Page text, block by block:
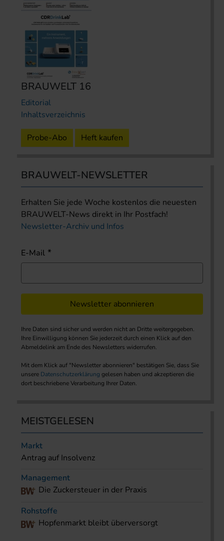
BRAUWELT 16
Editorial
Inhaltsverzeichnis
Probe-Abo Heft kaufen
BRAUWELT-NEWSLETTER
Erhalten Sie jede Woche kostenlos die neuesten
BRAUWELT-News direkt in Ihr Postfach!
Newsletter-Archiv und Infos
E-Mail
Newsletter abonnieren
Ihre Daten sind sicher und werden nicht an Dritte weitergegeben.
Ihre Einwilligung können Sie jederzeit durch einen Klick auf den
Abmeldelink am Ende des Newsletters widerrufen.
Mit dem Klick auf "Newsletter abonnieren" bestätigen Sie, dass Sie
unsere Datenschutzerklärung gelesen haben und akzeptieren die
dort beschriebene Verarbeitung Ihrer Daten.
MEISTGELESEN
Markt
Antrag auf Insolvenz
Management
Die Zuckersteuer in der Praxis
Rohstoffe
Hopfenmarkt bleibt überversorgt